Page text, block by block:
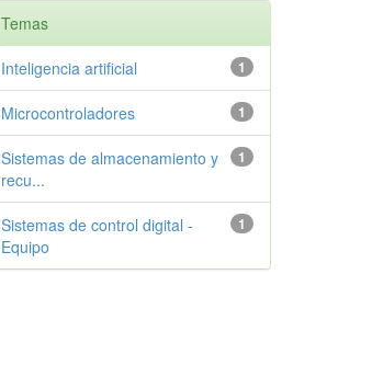
Temas
1
Inteligencia artificial
1
Microcontroladores
1
Sistemas de almacenamiento y
recu...
1
Sistemas de control digital -
Equipo